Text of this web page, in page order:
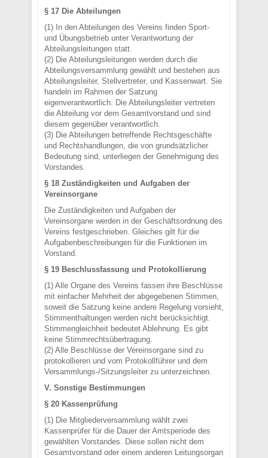
§ 17 Die Abteilungen
(1) In den Abteilungen des Vereins finden Sport-
und Übungsbetrieb unter Verantwortung der
Abteilungsleitungen statt.
(2) Die Abteilungsleitungen werden durch die
Abteilungsversammlung gewählt und bestehen aus
Abteilungsleiter, Stellvertreter, und Kassenwart. Sie
handeln im Rahmen der Satzung
eigenverantwortlich. Die Abteilungsleiter vertreten
die Abteilung vor dem Gesamtvorstand und sind
diesem gegenüber verantwortlich.
(3) Die Abteilungen betreffende Rechtsgeschäfte
und Rechtshandlungen, die von grundsätzlicher
Bedeutung sind, unterliegen der Genehmigung des
Vorstandes.
§ 18 Zuständigkeiten und Aufgaben der
Vereinsorgane
Die Zuständigkeiten und Aufgaben der
Vereinsorgane werden in der Geschäftsordnung des
Vereins festgeschrieben. Gleiches gilt für die
Aufgabenbeschreibungen für die Funktionen im
Vorstand.
§ 19 Beschlussfassung und Protokollierung
(1) Alle Organe des Vereins fassen ihre Beschlüsse
mit einfacher Mehrheit der abgegebenen Stimmen,
soweit die Satzung keine andere Regelung vorsieht,
Stimmenthaltungen werden nicht berücksichtigt.
Stimmengleichheit bedeutet Ablehnung. Es gibt
keine Stimmrechtsübertragung.
(2) Alle Beschlüsse der Vereinsorgane sind zu
protokollieren und vom Protokollführer und dem
Versammlungs-/Sitzungsleiter zu unterzeichnen.
V. Sonstige Bestimmungen
§ 20 Kassenprüfung
(1) Die Mitgliederversammlung wählt zwei
Kassenprüfer für die Dauer der Amtsperiode des
gewählten Vorstandes. Diese sollen nicht dem
Gesamtvorstand oder einem anderen Leitungsorgan